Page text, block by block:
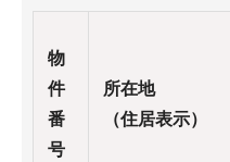
物
件
番
号
所在地
（住居表示）